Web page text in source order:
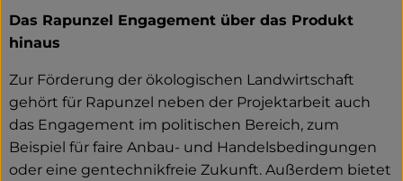
Das Rapunzel Engagement über das Produkt
hinaus
Zur Förderung der ökologischen Landwirtschaft
gehört für Rapunzel neben der Projektarbeit auch
das Engagement im politischen Bereich, zum
Beispiel für faire Anbau- und Handelsbedingungen
oder eine gentechnikfreie Zukunft. Außerdem bietet